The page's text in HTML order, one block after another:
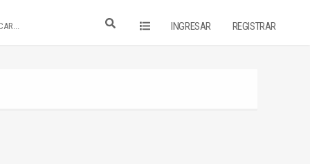
INGRESAR REGISTRAR